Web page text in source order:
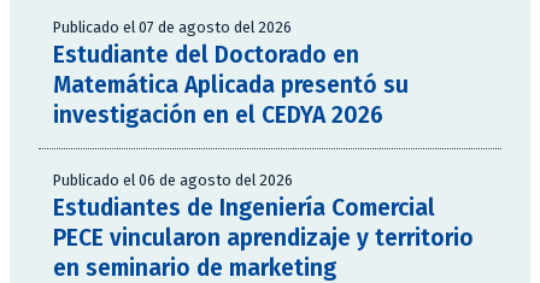
Publicado el 07 de agosto del 2026
Estudiante del Doctorado en
Matemática Aplicada presentó su
investigación en el CEDYA 2026
Publicado el 06 de agosto del 2026
Estudiantes de Ingeniería Comercial
PECE vincularon aprendizaje y territorio
en seminario de marketing